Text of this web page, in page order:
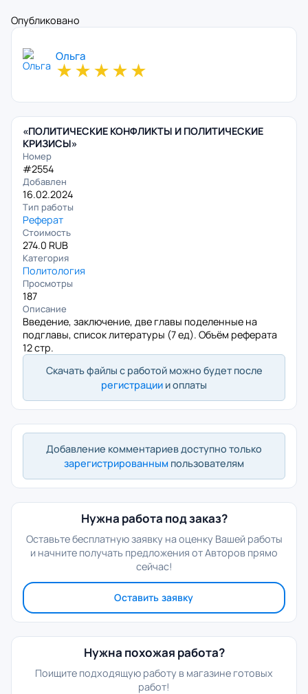
Опубликовано
Ольга
★★★★★
«ПОЛИТИЧЕСКИЕ КОНФЛИКТЫ И ПОЛИТИЧЕСКИЕ
КРИЗИСЫ»
Номер
#2554
Добавлен
16.02.2024
Тип работы
Реферат
Стоимость
274.0 RUB
Категория
Политология
Просмотры
187
Описание
Введение, заключение, две главы поделенные на
подглавы, список литературы (7 ед). Объём реферата
12 стр.
Скачать файлы с работой можно будет после
регистрации и оплаты
Добавление комментариев доступно только
зарегистрированным пользователям
Нужна работа под заказ?
Оставьте бесплатную заявку на оценку Вашей работы
и начните получать предложения от Авторов прямо
сейчас!
Оставить заявку
Нужна похожая работа?
Поищите подходящую работу в магазине готовых
работ!